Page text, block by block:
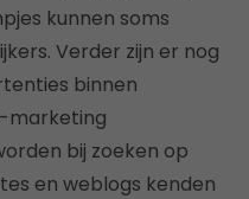
kunnen soms
Verder zijn er nog
binnen
marketing
bij zoeken op
en weblogs kenden